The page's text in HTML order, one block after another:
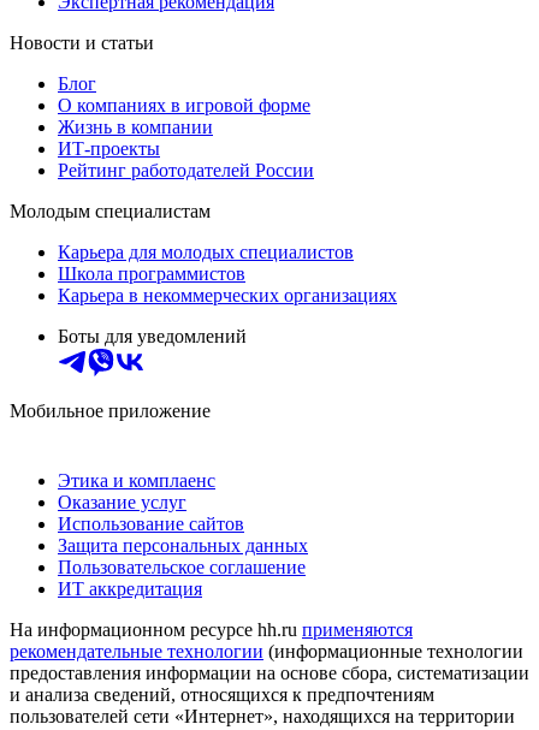
Новости и статьи
Блог
О компаниях в игровой форме
Жизнь в компании
ИТ-проекты
Рейтинг работодателей России
Молодым специалистам
Карьера для молодых специалистов
Школа программистов
Карьера в некоммерческих организациях
Боты для уведомлений
Мобильное приложение
Этика и комплаенс
Оказание услуг
Использование сайтов
Защита персональных данных
Пользовательское соглашение
ИТ аккредитация
На информационном ресурсе hh.ru применяются
рекомендательные технологии (информационные технологии
предоставления информации на основе сбора, систематизации
и анализа сведений, относящихся к предпочтениям
пользователей сети «Интернет», находящихся на территории